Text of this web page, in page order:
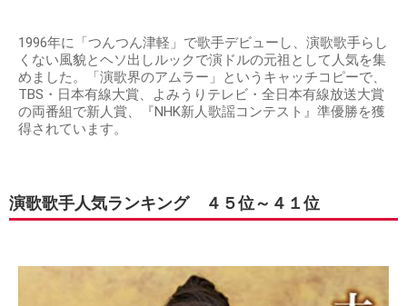
1996年に「つんつん津軽」で歌手デビューし、演歌歌手らし
くない風貌とヘソ出しルックで演ドルの元祖として人気を集
めました。「演歌界のアムラー」というキャッチコピーで、
TBS・日本有線大賞、よみうりテレビ・全日本有線放送大賞
の両番組で新人賞、『NHK新人歌謡コンテスト』準優勝を獲
得されています。
演歌歌手人気ランキング ４５位～４１位